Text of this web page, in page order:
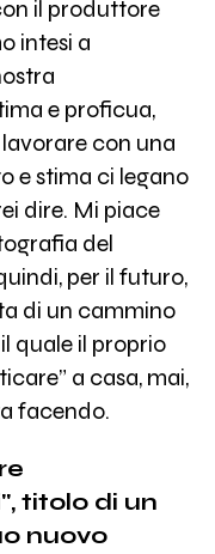
il produttore
intesi a
e proficua,
con una
e stima ci legano
dire. Mi piace
del
per il futuro,
di un cammino
quale il proprio
a casa, mai,
facendo.
titolo di un
nuovo